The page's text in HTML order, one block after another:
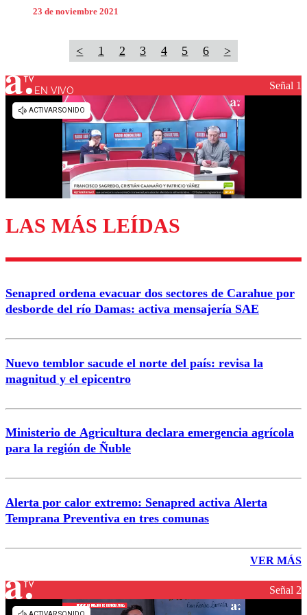
23 de noviembre 2021
< 1 2 3 4 5 6 >
EN VIVO Señal 1
LAS MÁS LEÍDAS
Senapred ordena evacuar dos sectores de Carahue por
desborde del río Damas: activa mensajería SAE
Nuevo temblor sacude el norte del país: revisa la
magnitud y el epicentro
Ministerio de Agricultura declara emergencia agrícola
para la región de Ñuble
Alerta por calor extremo: Senapred activa Alerta
Temprana Preventiva en tres comunas
VER MÁS
Señal 2